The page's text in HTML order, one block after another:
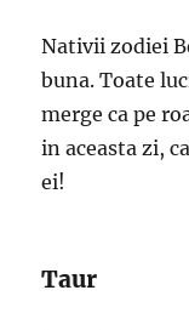
Nativii zodiei
buna. Toate
merge ca pe
in aceasta zi,
ei!
Taur